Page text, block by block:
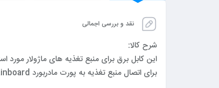
نقد و بررسی اجمالی
شرح کالا:
این کابل برق برای منبع تغذیه های ماژولار مورد
برای اتصال منبع تغذیه به پورت مادربورد Mainboard (24 پین) می باشد.